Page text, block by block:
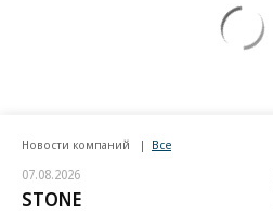
Новости компаний Все
07.08.2026
STONE